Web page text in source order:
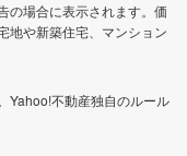
の場合に表示されます。価
地や新築住宅、マンション
Yahoo!不動産独自のルール